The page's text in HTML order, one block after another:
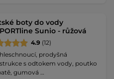
boty do vody
Sunio - růžová
4.9 (12)
prodyšná
s odtokem vody, poutko
gumová …